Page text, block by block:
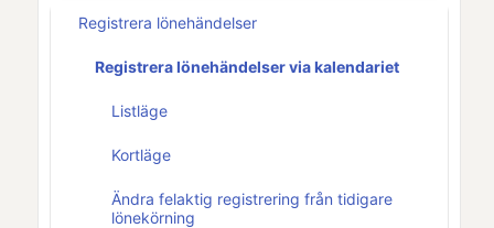
Registrera lönehändelser
Registrera lönehändelser via kalendariet
Listläge
Kortläge
Ändra felaktig registrering från tidigare
lönekörning